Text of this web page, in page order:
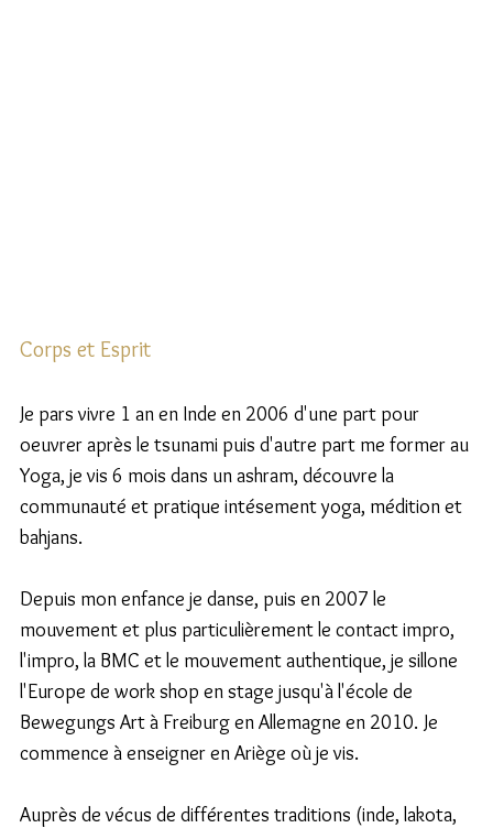
Corps et Esprit
Je pars vivre 1 an en Inde en 2006 d'une part pour
oeuvrer après le tsunami puis d'autre part me former au
Yoga, je vis 6 mois dans un ashram, découvre la
communauté et pratique intésement yoga, médition et
bahjans.
Depuis mon enfance je danse, puis en 2007 le
mouvement et plus particulièrement le contact impro,
l'impro, la BMC et le mouvement authentique, je sillone
l'Europe de work shop en stage jusqu'à l'école de
Bewegungs Art à Freiburg en Allemagne en 2010. Je
commence à enseigner en Ariège où je vis.
Auprès de vécus de différentes traditions (inde, lakota,